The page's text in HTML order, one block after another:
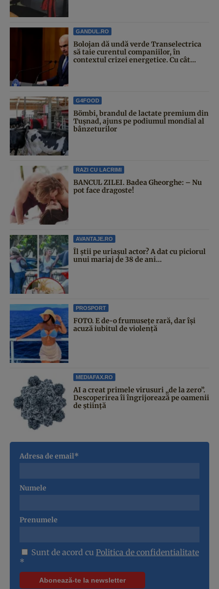
GANDUL.RO
Bolojan dă undă verde Transelectrica
să taie curentul companiilor, în
contextul crizei energetice. Cu cât...
G4FOOD
Bömbi, brandul de lactate premium din
Tușnad, ajuns pe podiumul mondial al
bânzeturilor
RAZI CU LACRIMI
BANCUL ZILEI. Badea Gheorghe: – Nu
pot face dragoste!
AVANTAJE.RO
Îl știi pe uriașul actor? A dat cu piciorul
unui mariaj de 38 de ani...
PROSPORT
FOTO. E de-o frumusețe rară, dar își
acuză iubitul de violență
MEDIAFAX.RO
AI a creat primele virusuri „de la zero”.
Descoperirea îi îngrijorează pe oamenii
de știință
Adresa de email*
Numele
Prenumele
Sunt de acord cu Politica de confidentialitate
*